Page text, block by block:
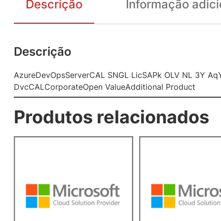
Descrição Informação
Descrição
AzureDevOpsServerCAL SNGL LicSAPk OLV NL 3Y
DvcCALCorporateOpen ValueAdditional Product
Produtos relacionados